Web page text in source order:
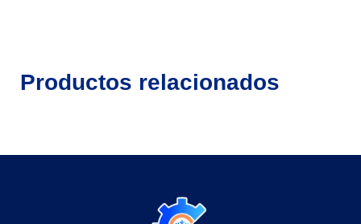
Productos relacionados